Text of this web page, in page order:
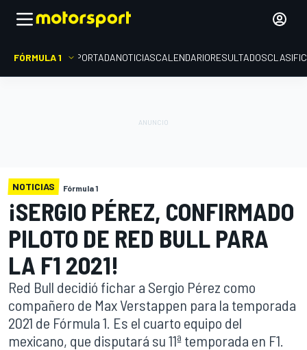
FÓRMULA 1 PORTADANOTICIASCALENDARIORESULTADOS
NOTICIAS Fórmula 1
¡SERGIO PÉREZ, CONFIRMADO
PILOTO DE RED BULL PARA
LA F1 2021!
Red Bull decidió fichar a Sergio Pérez como
compañero de Max Verstappen para la temporada
2021 de Fórmula 1. Es el cuarto equipo del
mexicano, que disputará su 11ª temporada en F1.